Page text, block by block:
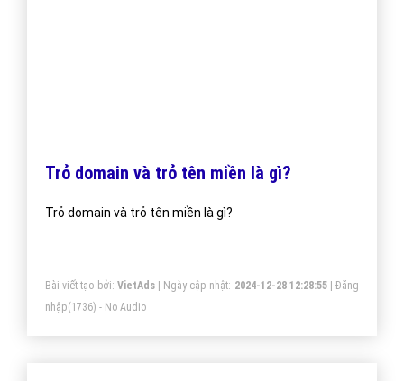
Trỏ domain và trỏ tên miền là gì?
Trỏ domain và trỏ tên miền là gì?
Bài viết tạo bởi: VietAds| Ngày cập nhật: 2024-12-28 12:28:55|Đăng
nhập(1736) - No Audio